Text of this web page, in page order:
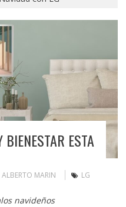
ESTA
ALBERTO MARIN LG
navideños